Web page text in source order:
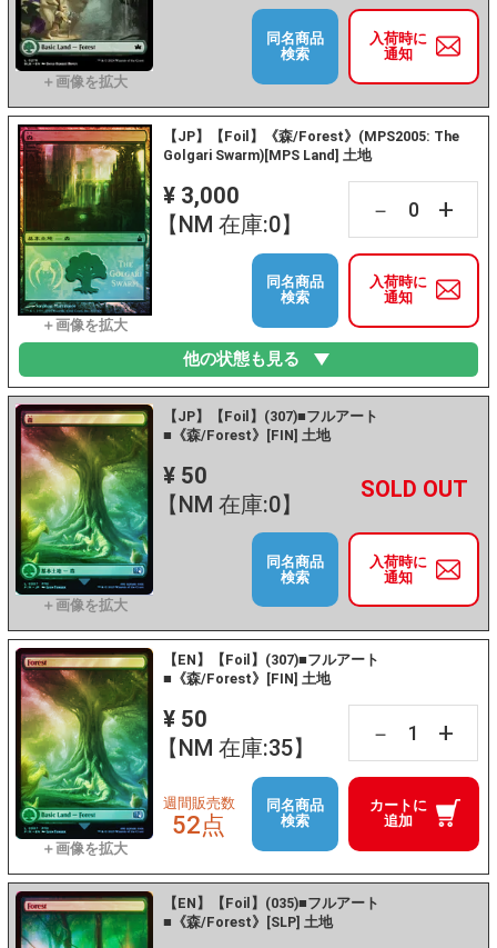
入荷時に
通知
同名商品
検索
【JP】【Foil】《森/Forest》(MPS2005: The
Golgari Swarm)[MPS Land] 土地
¥ 3,000
【NM 在庫:0】
－ +
入荷時に
通知
同名商品
検索
他の状態も見る
【JP】【Foil】(307)■フルアート
■《森/Forest》[FIN] 土地
¥ 50
【NM 在庫:0】
－ +
入荷時に
通知
同名商品
検索
【EN】【Foil】(307)■フルアート
■《森/Forest》[FIN] 土地
¥ 50
【NM 在庫:35】
－ +
カートに
追加
週間販売数
52点
同名商品
検索
【EN】【Foil】(035)■フルアート
■《森/Forest》[SLP] 土地